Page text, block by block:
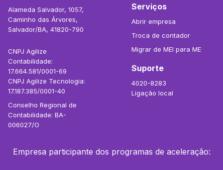
Alameda Salvador, 1057,
Caminho das Árvores,
Salvador/BA, 41820-790
CNPJ Agilize
Contabilidade:
17.664.581/0001-69
CNPJ Agilize Tecnologia:
17.187.385/0001-40
Conselho Regional de
Contabilidade: BA-
006027/O
Serviços
Abrir empresa
Troca de contador
Migrar de MEI para ME
Suporte
4020-8283
Ligação local
Empresa participante dos programas de aceleração: